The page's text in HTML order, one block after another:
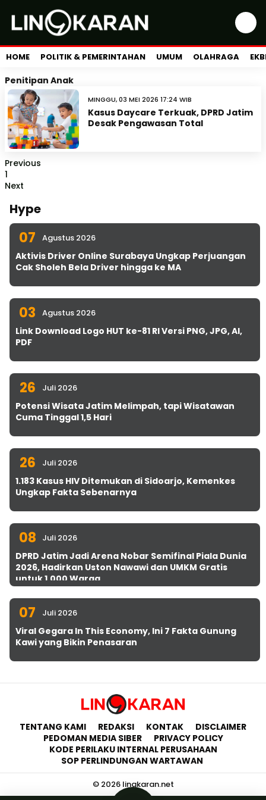
HOME POLITIK & PEMERINTAHAN UMUM OLAHRAGA
Penitipan Anak
MINGGU, 03 MEI 2026 17:24 WIB
Kasus Daycare Terkuak, DPRD Jatim
Desak Pengawasan Total
Previous
1
Next
Hype
07 Agustus 2026
Aktivis Driver Online Surabaya Ungkap Perjuangan
Cak Sholeh Bela Driver hingga ke MA
03 Agustus 2026
Link Download Logo HUT ke-81 RI Versi PNG, JPG, AI,
PDF
26 Juli 2026
Potensi Wisata Jatim Melimpah, tapi Wisatawan
Cuma Tinggal 1,5 Hari
26 Juli 2026
1.183 Kasus HIV Ditemukan di Sidoarjo, Kemenkes
Ungkap Fakta Sebenarnya
08 Juli 2026
DPRD Jatim Jadi Arena Nobar Semifinal Piala Dunia
2026, Hadirkan Uston Nawawi dan UMKM Gratis
untuk 1.000 Warga
07 Juli 2026
Viral Gegara In This Economy, Ini 7 Fakta Gunung
Kawi yang Bikin Penasaran
TENTANG KAMI REDAKSI KONTAK
DISCLAIMER
PEDOMAN MEDIA SIBER
PRIVACY POLICY
KODE PERILAKU INTERNAL PERUSAHAAN
SOP PERLINDUNGAN WARTAWAN
© 2026 lingkaran.net